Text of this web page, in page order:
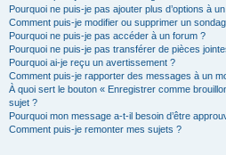
Pourquoi ne puis-je pas ajouter plus d’options à
Comment puis-je modifier ou supprimer un
Pourquoi ne puis-je pas accéder à un forum ?
Pourquoi ne puis-je pas transférer de pièces
Pourquoi ai-je reçu un avertissement ?
Comment puis-je rapporter des messages à un
À quoi sert le bouton « Enregistrer comme
sujet ?
Pourquoi mon message a-t-il besoin d’être
Comment puis-je remonter mes sujets ?